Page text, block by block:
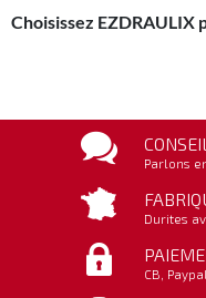
Choisissez
Parlons
Durites
CB,